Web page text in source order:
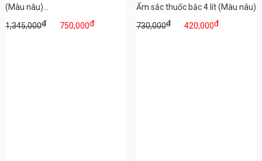
(Màu nâu)...
1,345,000đ 750,000đ
Ấm sắc thuốc bắc 4 lít (Màu nâu)
730,000đ 420,000đ